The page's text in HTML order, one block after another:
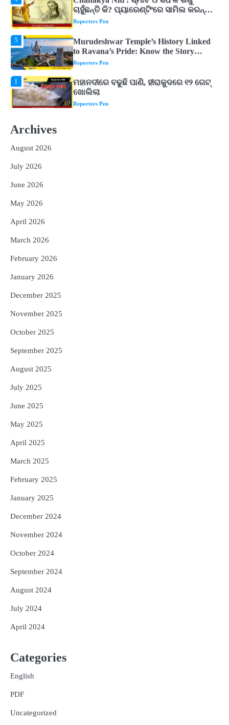
ଚାଣକ୍ୟଙ୍କ ଏହି ୬ଟି କଥା
Reporters Pen
5
to Ravana’s Pride: Know the Story
Behind the 123-Foot Shiva Statue by the
Sea
Reporters Pen
1
ଖୋଲିଲା
Reporters Pen
5
Archives
August 2026
July 2026
June 2026
May 2026
April 2026
March 2026
February 2026
January 2026
December 2025
November 2025
October 2025
September 2025
August 2025
July 2025
June 2025
May 2025
April 2025
March 2025
February 2025
January 2025
December 2024
November 2024
October 2024
September 2024
August 2024
July 2024
April 2024
Categories
English
PDF
Uncategorized